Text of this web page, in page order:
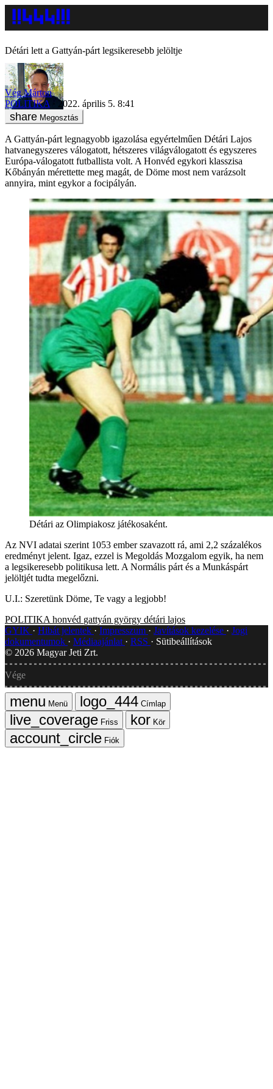
Détári lett a Gattyán-párt legsikeresebb jelöltje
Vég Márton
POLITIKA
2022. április 5. 8:41
Megosztás
A Gattyán-párt legnagyobb igazolása egyértelműen Détári Lajos
hatvanegyszeres válogatott, hétszeres világválogatott és egyszeres
Európa-válogatott futballista volt. A Honvéd egykori klasszisa
Kőbányán mérettette meg magát, de Döme most nem varázsolt
annyira, mint egykor a focipályán.
Détári az Olimpiakosz játékosaként.
Az NVI adatai szerint 1053 ember szavazott rá, ami 2,2 százalékos
eredményt jelent. Igaz, ezzel is Megoldás Mozgalom egyik, ha nem
a legsikeresebb politikusa lett. A Normális párt és a Munkáspárt
jelöltjét tudta megelőzni.
U.I.: Szeretünk Döme, Te vagy a legjobb!
POLITIKA honvéd gattyán györgy détári lajos
GYIK
Hibát jelentek Impresszum Javítások kezelése
Jogi
dokumentumok
Médiaajánlat RSS
Sütibeállítások
© 2026 Magyar Jeti Zrt.
Vége
Menü
Címlap
Friss
Kör
Fiók